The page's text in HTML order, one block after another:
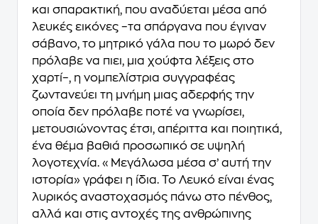
και σπαρακτική, που αναδύεται μέσα από
λευκές εικόνες –τα σπάργανα που έγιναν
σάβανο, το μητρικό γάλα που το μωρό δεν
πρόλαβε να πιει, μια χούφτα λέξεις στο
χαρτί–, η νομπελίστρια συγγραφέας
ζωντανεύει τη μνήμη μιας αδερφής την
οποία δεν πρόλαβε ποτέ να γνωρίσει,
μετουσιώνοντας έτσι, απέριττα και ποιητικά,
ένα θέμα βαθιά προσωπικό σε υψηλή
λογοτεχνία. «Μεγάλωσα μέσα σ’ αυτή την
ιστορία» γράφει η ίδια. Το Λευκό είναι ένας
λυρικός αναστοχασμός πάνω στο πένθος,
αλλά και στις αντοχές της ανθρώπινης